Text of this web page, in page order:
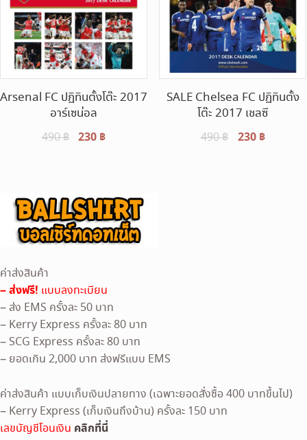
Arsenal FC ปฏิทินตั้งโต๊ะ 2017
อาร์เซน่อล
490฿ Original
230 ฿Current
SALE Chelsea FC ปฏิทินตั้ง
โต๊ะ 2017 เชลซี
490฿
Original
230 ฿Current
ค่าส่งสินค้า
– ส่งฟรี! แบบลงทะเบียน
– ส่ง EMS ครั้งละ 50 บาท
– Kerry Express ครั้งละ 80 บาท
– SCG Express ครั้งละ 80 บาท
– ยอดเกิน 2,000 บาท ส่งฟรีแบบ EMS
ค่าส่งสินค้า แบบเก็บเงินปลายทาง (เฉพาะยอดสั่งซื้อ 400 บาทขึ้นไป)
– Kerry Express (เก็บเงินถึงบ้าน) ครั้งละ 150 บาท
เลขบัญชีโอนเงิน คลิกที่นี่